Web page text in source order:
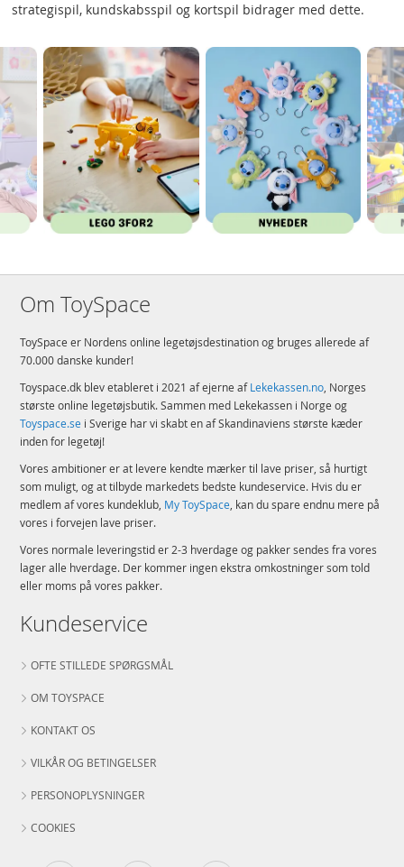
strategispil, kundskabsspil og kortspil bidrager med dette.
Om ToySpace
ToySpace er Nordens online legetøjsdestination og bruges allerede af
70.000 danske kunder!
Toyspace.dk blev etableret i 2021 af ejerne afLekekassen.no , Norges
største online legetøjsbutik. Sammen med Lekekassen i Norge og
Toyspace.se i Sverige har vi skabt en af Skandinaviens største kæder
inden for legetøj!
Vores ambitioner er at levere kendte mærker til lave priser, så hurtigt
som muligt, og at tilbyde markedets bedste kundeservice. Hvis du er
medlem af vores kundeklub, My ToySpace , kan du spare endnu mere på
vores i forvejen lave priser.
Vores normale leveringstid er 2-3 hverdage og pakker sendes fra vores
lager alle hverdage. Der kommer ingen ekstra omkostninger som told
eller moms på vores pakker.
Kundeservice
OFTE STILLEDE SPØRGSMÅL
OM TOYSPACE
KONTAKT OS
VILKÅR OG BETINGELSER
PERSONOPLYSNINGER
COOKIES